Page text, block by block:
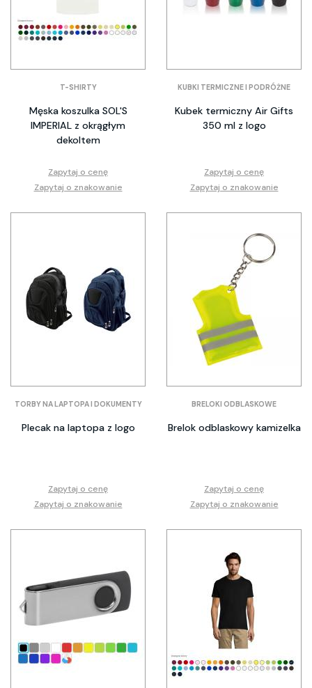
T-SHIRTY
Męska koszulka SOL'S
IMPERIAL z okrągłym
dekoltem
Zapytaj o cenę
Zapytaj o znakowanie
KUBKI TERMICZNE I PODRÓŻNE
Kubek termiczny Air Gifts
350 ml z logo
Zapytaj o cenę
Zapytaj o znakowanie
TORBY NA LAPTOPA I DOKUMENTY
Plecak na laptopa z logo
Zapytaj o cenę
Zapytaj o znakowanie
BRELOKI ODBLASKOWE
Brelok odblaskowy kamizelka
Zapytaj o cenę
Zapytaj o znakowanie